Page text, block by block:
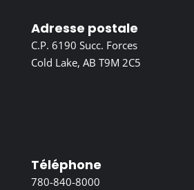
Adresse postale
C.P. 6190 Succ. Forces
Cold Lake, AB T9M 2C5
Téléphone
780-840-8000